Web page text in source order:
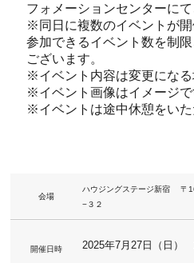
フォメーションセンターにて
※同日に複数のイベントが
参加できるイベント数を制
ございます。
※イベント内容は変更になる
※イベント画像はイメージで
※イベントは途中休憩をいた
会場
ハウジングステージ新宿 〒
−３２
開催日時 2025年7月27日（日）